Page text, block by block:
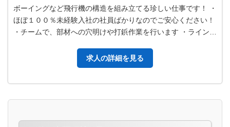
ボーイングなど飛行機の構造を組み立てる珍しい仕事です！ ・
ほぼ１００％未経験入社の社員ばかりなのでご安心ください！
・チームで、部材への穴明けや打鋲作業を行います ・ライン作
求人の詳細を見る